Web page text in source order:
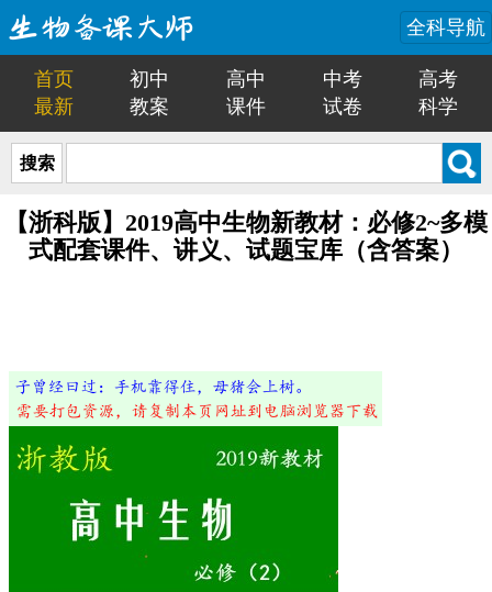
全科导航
首页 初中 高中 中考
高考
最新
教案 课件 试卷 科学
搜索
【浙科版】2019高中生物新教材：必修2~多模
式配套课件、讲义、试题宝库（含答案）